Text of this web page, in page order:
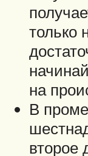
только
на
В
второе